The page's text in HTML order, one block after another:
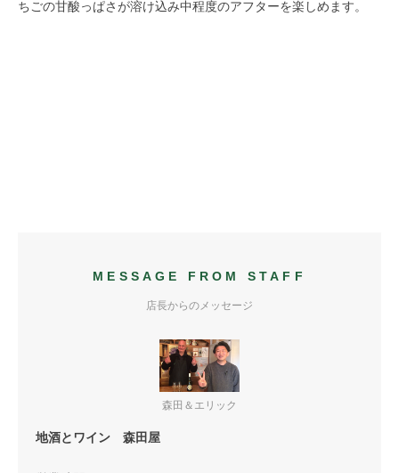
ちごの甘酸っぱさが溶け込み中程度のアフターを楽しめます。
MESSAGE FROM STAFF
店長からのメッセージ
森田＆エリック
地酒とワイン 森田屋